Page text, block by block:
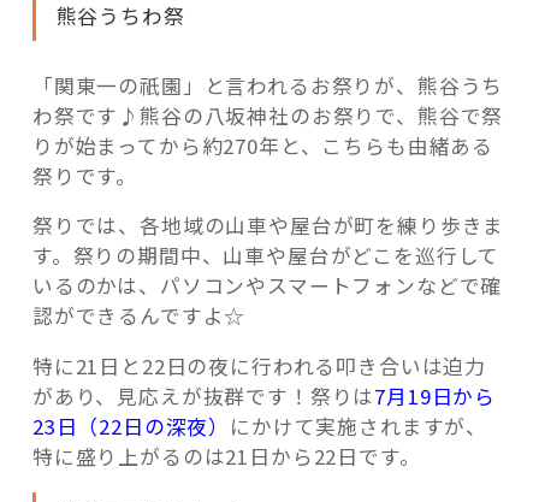
熊谷うちわ祭
「関東一の祇園」と言われるお祭りが、熊谷うち
わ祭です♪熊谷の八坂神社のお祭りで、熊谷で祭
りが始まってから約270年と、こちらも由緒ある
祭りです。
祭りでは、各地域の山車や屋台が町を練り歩きま
す。祭りの期間中、山車や屋台がどこを巡行して
いるのかは、パソコンやスマートフォンなどで確
認ができるんですよ☆
特に21日と22日の夜に行われる叩き合いは迫力
があり、見応えが抜群です！祭りは7月19日から
23日（22日の深夜） にかけて実施されますが、
特に盛り上がるのは21日から22日です。